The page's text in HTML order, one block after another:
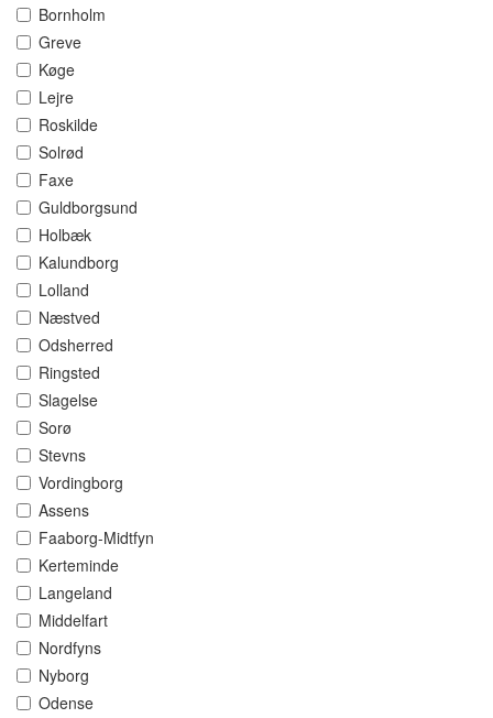
Bornholm
Greve
Køge
Lejre
Roskilde
Solrød
Faxe
Guldborgsund
Holbæk
Kalundborg
Lolland
Næstved
Odsherred
Ringsted
Slagelse
Sorø
Stevns
Vordingborg
Assens
Faaborg-Midtfyn
Kerteminde
Langeland
Middelfart
Nordfyns
Nyborg
Odense